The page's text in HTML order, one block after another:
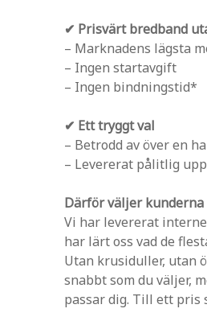
✔ Prisvärt bredband
– Marknadens lägsta
– Ingen startavgift
– Ingen bindningstid*
✔ Ett tryggt val
– Betrodd av över en
– Levererat pålitlig
Därför väljer kunderna
Vi har levererat
har lärt oss vad de
Utan krusiduller, utan
snabbt som du väljer,
passar dig. Till ett pris